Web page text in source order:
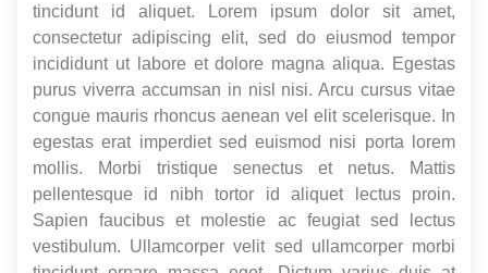
tincidunt id aliquet. Lorem ipsum dolor sit amet,
consectetur adipiscing elit, sed do eiusmod tempor
incididunt ut labore et dolore magna aliqua. Egestas
purus viverra accumsan in nisl nisi. Arcu cursus vitae
congue mauris rhoncus aenean vel elit scelerisque. In
egestas erat imperdiet sed euismod nisi porta lorem
mollis. Morbi tristique senectus et netus. Mattis
pellentesque id nibh tortor id aliquet lectus proin.
Sapien faucibus et molestie ac feugiat sed lectus
vestibulum. Ullamcorper velit sed ullamcorper morbi